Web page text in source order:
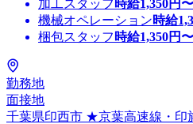
加工スタッフ 時給1,350円〜
機械オペレーション時給
梱包スタッフ 時給1,350円〜
勤務地
面接地
千葉県印西市 ★京葉高速線・印